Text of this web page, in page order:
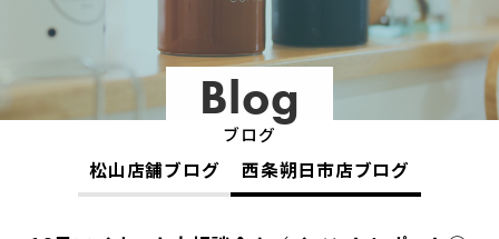
Blog
ブログ
松山店舗ブログ 西条朔日市店ブログ